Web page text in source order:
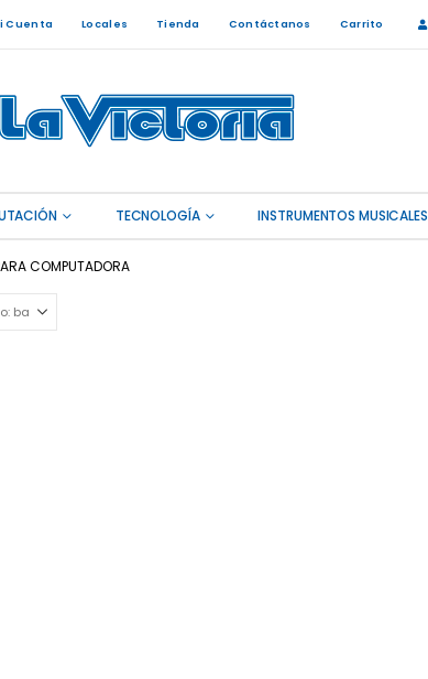
Cuenta Locales Tienda Contáctanos Carrito
TECNOLOGÍA INSTRUMENTOS MUSICALES
COMPUTADORA